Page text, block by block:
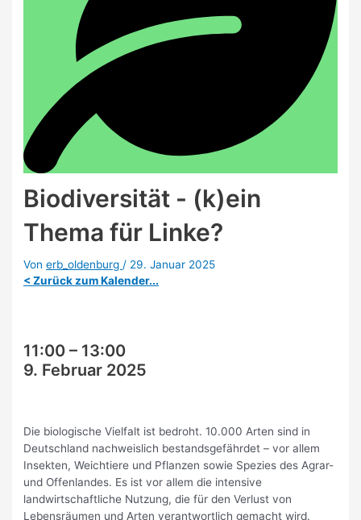
Biodiversität - (k)ein
Thema für Linke?
Vonerb_oldenburg / 29. Januar 2025
< Zurück zum Kalender...
11:00 – 13:00
9. Februar 2025
Die biologische Vielfalt ist bedroht. 10.000 Arten sind in
Deutschland nachweislich bestandsgefährdet – vor allem
Insekten, Weichtiere und Pflanzen sowie Spezies des Agrar-
und Offenlandes. Es ist vor allem die intensive
landwirtschaftliche Nutzung, die für den Verlust von
Lebensräumen und Arten verantwortlich gemacht wird.